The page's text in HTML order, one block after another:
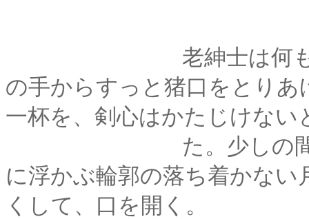
老紳士は何も言わな
の手からすっと猪口をとり
一杯を、剣心はかたじけない
た。少しの間剣心は
に浮かぶ輪郭の落ち着かな
くして、口を開く。